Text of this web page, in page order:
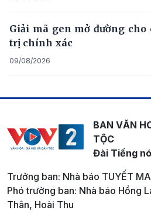
Giải mã gen mở đường cho
trị chính xác
09/08/2026
BAN VĂN
TỘC
Đài Tiếng
Trưởng ban: Nhà báo TUYẾT
Phó trưởng ban: Nhà báo Hồng
Thân, Hoài Thu